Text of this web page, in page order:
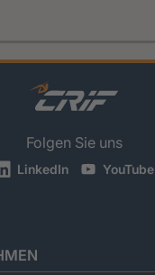
Folgen Sie uns
LinkedIn YouTube